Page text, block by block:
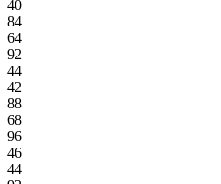
40
84
64
92
44
42
88
68
96
46
44